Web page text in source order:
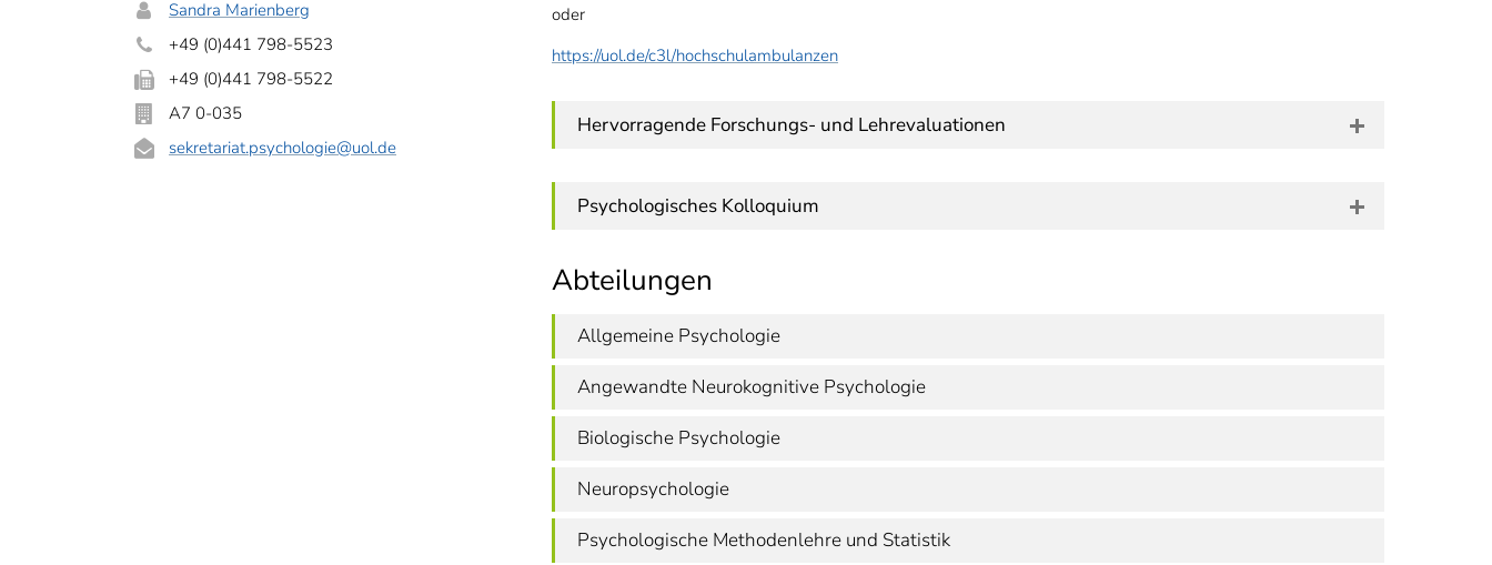
Sandra Marienberg
+49 (0)441 798-5523
+49 (0)441 798-5522
A7 0-035
sekretariat.psychologie@uol.de
oder
https://uol.de/c3l/hochschulambulanzen
Hervorragende Forschungs- und Lehrevaluationen
Psychologisches Kolloquium
Abteilungen
Allgemeine Psychologie
Angewandte Neurokognitive Psychologie
Biologische Psychologie
Neuropsychologie
Psychologische Methodenlehre und Statistik